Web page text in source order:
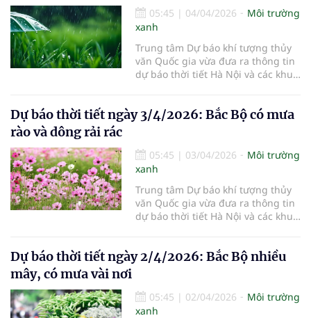
05:45 | 04/04/2026
Môi trường
xanh
Trung tâm Dự báo khí tượng thủy
văn Quốc gia vừa đưa ra thông tin
dự báo thời tiết Hà Nội và các khu
Dự báo thời tiết ngày 3/4/2026: Bắc Bộ có mưa
rào và dông rải rác
05:45 | 03/04/2026
Môi trường
xanh
Trung tâm Dự báo khí tượng thủy
văn Quốc gia vừa đưa ra thông tin
dự báo thời tiết Hà Nội và các khu
Dự báo thời tiết ngày 2/4/2026: Bắc Bộ nhiều
mây, có mưa vài nơi
05:45 | 02/04/2026
Môi trường
xanh